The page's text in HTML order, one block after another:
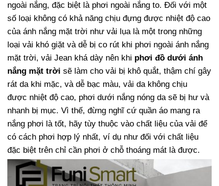
ngoài nắng, đặc biệt là phơi ngoài nắng to. Đối với một
số loại không có khả năng chịu đựng được nhiệt độ cao
của ánh nắng mặt trời như vải lụa là một trong những
loại vải khó giặt và dễ bị co rút khi phơi ngoài ánh nắng
mặt trời, vải Jean khá dày nên khi phơi đồ dưới ánh
nắng mặt trời sẽ làm cho vải bị khô quắt, thậm chí gây
rát da khi mặc, và dễ bạc màu, vải da không chịu
được nhiệt độ cao, phơi dưới nắng nóng da sẽ bị hư và
nhanh bị mục. Vì thế, đừng nghĩ cứ quần áo mang ra
nắng phơi là tốt, hãy tùy thuộc vào chất liệu của vải để
có cách phơi hợp lý nhất, ví dụ như đối với chất liệu
đặc biệt trên chỉ cần phơi ở chỗ thoáng mát là được.